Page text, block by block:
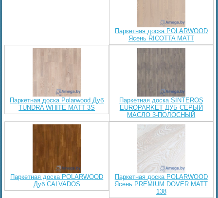
Паркетная доска POLARWOOD
Ясень RICOTTA MATT
Паркетная доска Polarwood Дуб
TUNDRA WHITE MATT 3S
Паркетная доска SINTEROS
EUROPARKET ДУБ СЕРЫЙ
МАСЛО 3-ПОЛОСНЫЙ
Паркетная доска POLARWOOD
Дуб CALVADOS
Паркетная доска POLARWOOD
Ясень PREMIUM DOVER MATT
138